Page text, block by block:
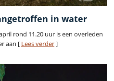
in water
rond 11.20 uur is een overleden
aan [ Lees verder]